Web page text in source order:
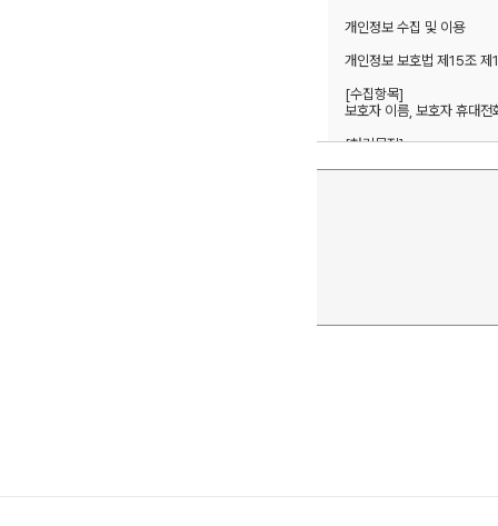
개인정보 수집 및 이용
개인정보 보호법 제15조 제
[수집항목]
보호자 이름, 보호자 휴대
[처리목적]